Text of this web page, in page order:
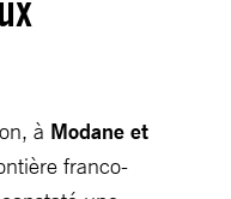
à Modane et
franco-